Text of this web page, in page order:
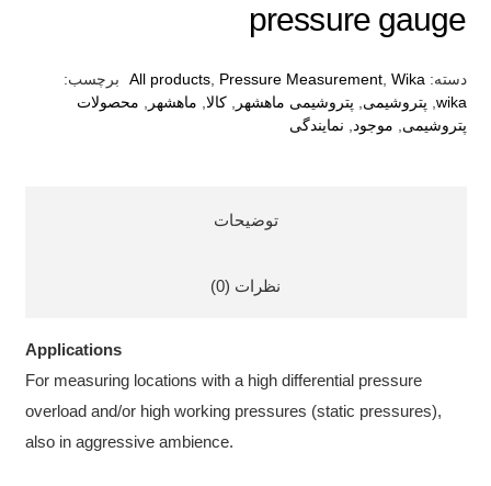
pressure gauge
دسته: All products, Pressure Measurement, Wika
برچسب:
wika پتروشیمی پتروشیمی ماهشهر ,کالا ماهشهر
محصولات
پتروشیمی
موجود نمایندگی
توضیحات
نظرات (0)
Applications
For measuring locations with a high differential pressure
overload and/or high working pressures (static pressures),
also in aggressive ambience.